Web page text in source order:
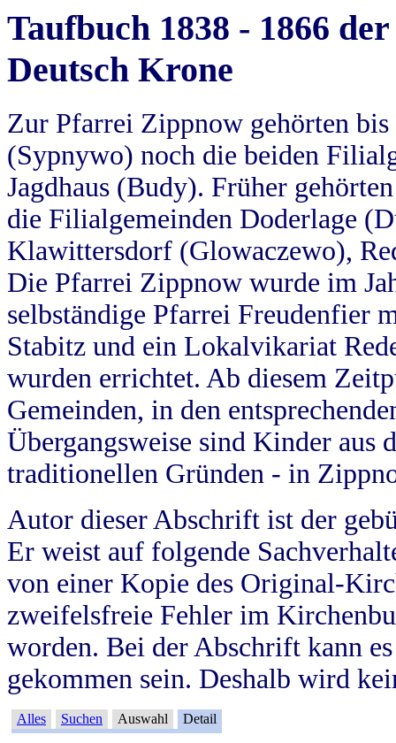
Taufbuch 1838 - 1866
Deutsch Krone
Zur Pfarrei Zippnow gehörten
(Sypnywo) noch die beiden
Jagdhaus (Budy). Früher
die Filialgemeinden Doderlage
Klawittersdorf (Glowaczewo),
Die Pfarrei Zippnow wurde im
selbständige Pfarrei Freudenfier
Stabitz und ein Lokalvikariat
wurden errichtet. Ab diesem
Gemeinden, in den
Übergangsweise sind Kinder aus
traditionellen Gründen - in
Autor dieser Abschrift ist der
Er weist auf folgende
von einer Kopie des Original-
zweifelsfreie Fehler im
worden. Bei der Abschrift kann
gekommen sein. Deshalb wird
Alles Suchen Auswahl Detail